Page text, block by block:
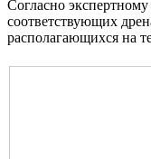
Согласно
соответствующих
располагающихся на